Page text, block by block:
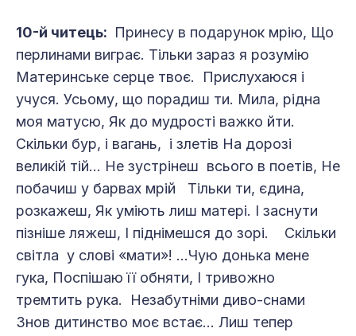
10-й читець: Принесу в подарунок мрію, Що
перлинами виграє. Тільки зараз я розумію
Материнське серце твоє. Прислухаюся і
учуся. Усьому, що порадиш ти. Мила, рідна
моя матусю, Як до мудрості важко йти.
Скільки бур, і вагань, і злетів На дорозі
великій тій... Не зустрінеш всього в поетів, Не
побачиш у барвах мрій Тільки ти, єдина,
розкажеш, Як уміють лиш матері. І заснути
пізніше ляжеш, І піднімешся до зорі. Скільки
світла у слові «мати»! ...Чую донька мене
гука, Поспішаю її обняти, І тривожно
тремтить рука. Незабутніми диво-снами
Знов дитинство моє встає... Лиш тепер